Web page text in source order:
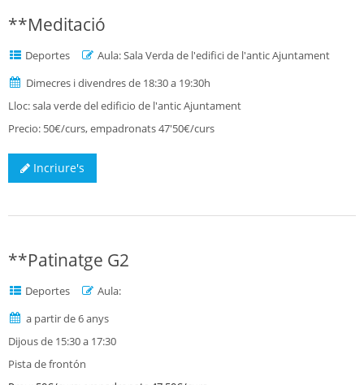
**Meditació
Deportes
Aula: Sala Verda de l'edifici de l'antic Ajuntament
Dimecres i divendres de 18:30 a 19:30h
Lloc: sala verde del edificio de l'antic Ajuntament
Precio: 50€/curs, empadronats 47'50€/curs
Incriure's
**Patinatge G2
Deportes
Aula:
a partir de 6 anys
Dijous de 15:30 a 17:30
Pista de frontón